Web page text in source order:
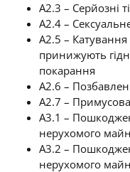
A2.3 – Серйозні
A2.4 –
A2.5 –
принижують
покарання
A2.6 –
A2.7 –
A3.1 –
нерухомого
A3.2 –
нерухомого